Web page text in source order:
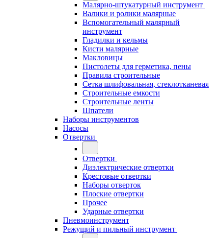
Малярно-штукатурный инструмент
Валики и ролики малярные
Вспомогательный малярный
инструмент
Гладилки и кельмы
Кисти малярные
Макловицы
Пистолеты для герметика, пены
Правила строительные
Сетка шлифовальная, стеклотканевая
Строительные емкости
Строительные ленты
Шпатели
Наборы инструментов
Насосы
Отвертки
Отвертки
Диэлектрические отвертки
Крестовые отвертки
Наборы отверток
Плоские отвертки
Прочее
Ударные отвертки
Пневмоинструмент
Режущий и пильный инструмент